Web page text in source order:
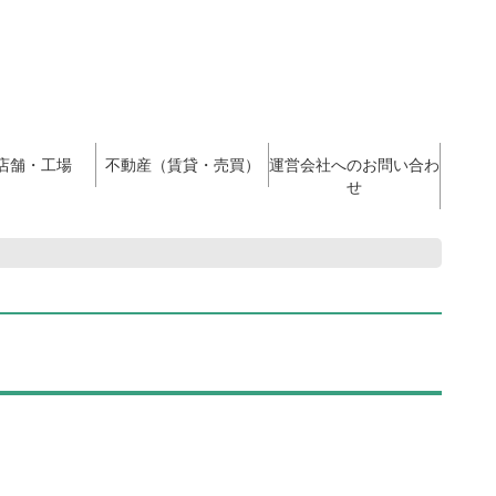
舗・工場 不動産（賃貸・売買）
運営会社へのお問い合わ
せ